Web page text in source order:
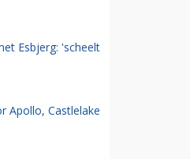
Esbjerg: 'scheelt
Apollo, Castlelake